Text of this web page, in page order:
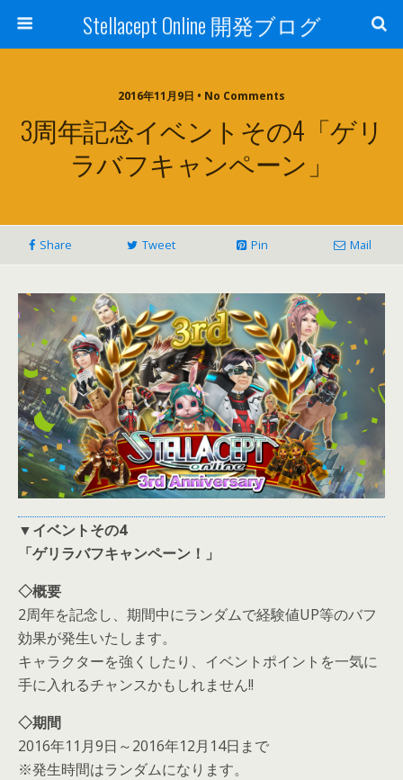
Stellacept Online 開発ブログ
2016年11月9日 • No Comments
3周年記念イベントその4「ゲリ
ラバフキャンペーン」
Share Tweet Pin Mail
▼イベントその4
「ゲリラバフキャンペーン！」
◇概要
2周年を記念し、期間中にランダムで経験値UP等のバフ
効果が発生いたします。
キャラクターを強くしたり、イベントポイントを一気に
手に入れるチャンスかもしれません!!
◇期間
2016年11月9日～2016年12月14日まで
※発生時間はランダムになります。